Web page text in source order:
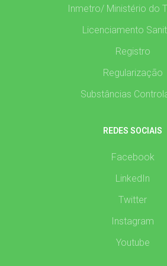
Inmetro/ Ministério do
Licenciamento
Registro
Regularização
Substâncias
REDES SOCIAIS
Facebook
LinkedIn
Twitter
Instagram
Youtube